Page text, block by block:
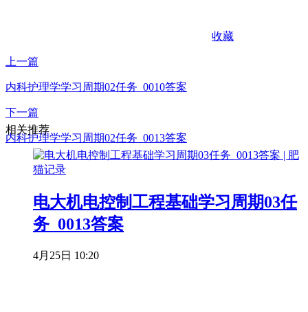
收藏
上一篇
内科护理学学习周期02任务_0010答案
下一篇
内科护理学学习周期02任务_0013答案
相关推荐
电大机电控制工程基础学习周期03任
务_0013答案
4月25日 10:20